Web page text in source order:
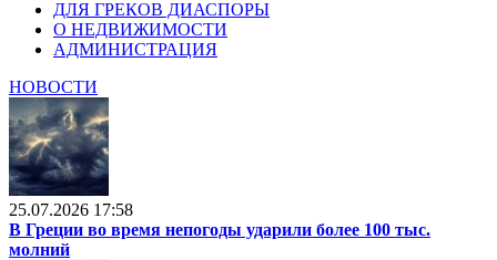
ДЛЯ ГРЕКОВ ДИАСПОРЫ
О НЕДВИЖИМОСТИ
АДМИНИСТРАЦИЯ
НОВОСТИ
25.07.2026 17:58
В Греции во время непогоды ударили более 100 тыс.
молний